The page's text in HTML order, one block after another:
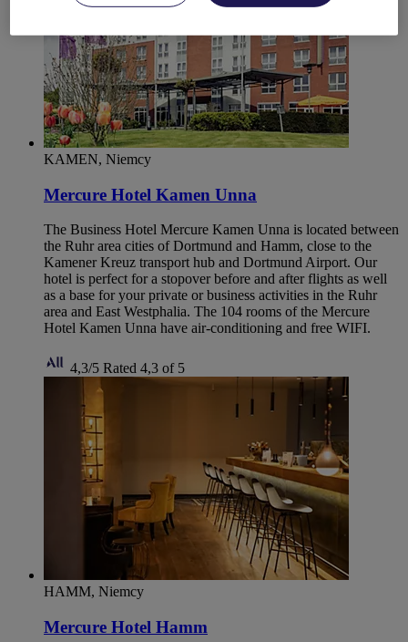
KAMEN, Niemcy
Mercure Hotel Kamen Unna
The Business Hotel Mercure Kamen Unna is located between
the Ruhr area cities of Dortmund and Hamm, close to the
Kamener Kreuz transport hub and Dortmund Airport. Our
hotel is perfect for a stopover before and after flights as well
as a base for your private or business activities in the Ruhr
area and East Westphalia. The 104 rooms of the Mercure
Hotel Kamen Unna have air-conditioning and free WIFI.
4,3/5 Rated 4,3 of 5
HAMM, Niemcy
Mercure Hotel Hamm